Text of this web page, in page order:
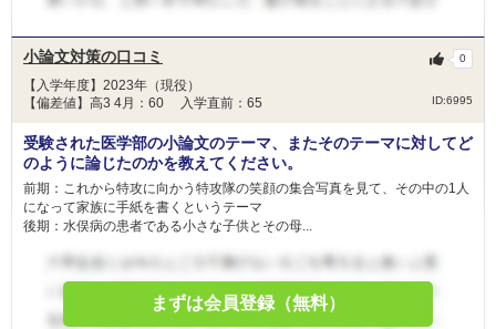
小論文対策の口コミ
【入学年度】2023年（現役）
【偏差値】高3 4月：60 入学直前：65
ID:6995
0
受験された医学部の小論文のテーマ、またそのテーマに対してど
のように論じたのかを教えてください。
前期：これから特攻に向かう特攻隊の笑顔の集合写真を見て、その中の1人
になって家族に手紙を書くというテーマ
後期：水俣病の患者である小さな子供とその母...
まずは会員登録（無料）